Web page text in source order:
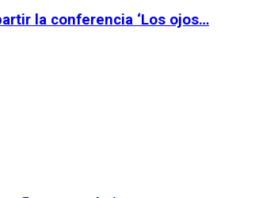
la conferencia ‘Los ojos…